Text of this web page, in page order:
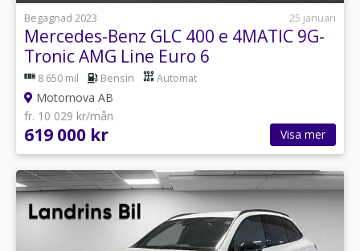
Begagnad 2023
25 januari
Mercedes-Benz GLC 400 e 4MATIC 9G-
Tronic AMG Line Euro 6
8 650 mil Bensin Automat
Motornova AB
fr. 10 029 kr/mån
619 000 kr Visa mer